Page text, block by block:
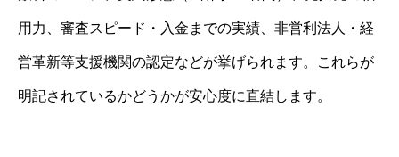
用力、審査スピード・入金までの実績、非営利法人・経
営革新等支援機関の認定などが挙げられます。これらが
明記されているかどうかが安心度に直結します。